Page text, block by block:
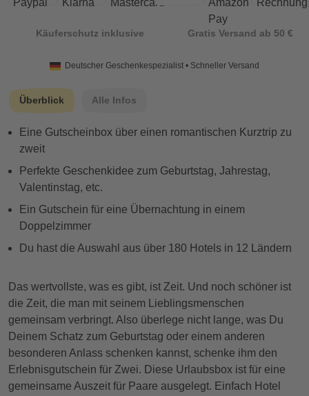
Käuferschutz inklusive Gratis Versand ab 50 €
Deutscher Geschenkespezialist • Schneller Versand
Überblick Alle Infos
Eine Gutscheinbox über einen romantischen Kurztrip zu
zweit
Perfekte Geschenkidee zum Geburtstag, Jahrestag,
Valentinstag, etc.
Ein Gutschein für eine Übernachtung in einem
Doppelzimmer
Du hast die Auswahl aus über 180 Hotels in 12 Ländern
Das wertvollste, was es gibt, ist Zeit. Und noch schöner ist
die Zeit, die man mit seinem Lieblingsmenschen
gemeinsam verbringt. Also überlege nicht lange, was Du
Deinem Schatz zum Geburtstag oder einem anderen
besonderen Anlass schenken kannst, schenke ihm den
Erlebnisgutschein für Zwei. Diese Urlaubsbox ist für eine
gemeinsame Auszeit für Paare ausgelegt. Einfach Hotel